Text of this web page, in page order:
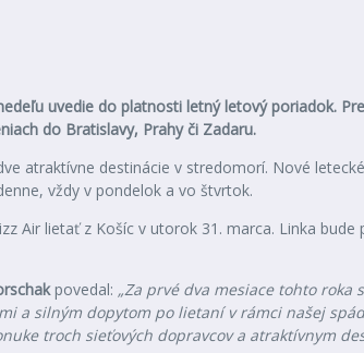
uvedie do platnosti letný letový poriadok.
do Bratislavy, Prahy či Zadaru.
atraktívne destinácie v stredomorí. Nové
vždy v pondelok a vo štvrtok.
Air lietať z Košíc v utorok 31. marca. Linka
povedal: „Za prvé dva mesiace tohto roka
a silným dopytom po lietaní v rámci našej
troch sieťových dopravcov a atraktívnym